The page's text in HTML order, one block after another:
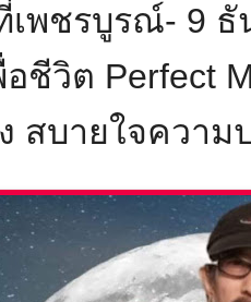
เพชรบูรณ์- 9
ชีวิต Perfect
สบายใจควา